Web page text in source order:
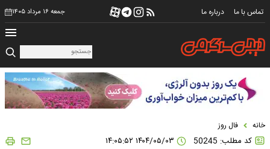
تماس با ما درباره ما جمعه ۱۶ مرداد ۱۴۰۵
خانه فال روز
کد مطلب: 50245